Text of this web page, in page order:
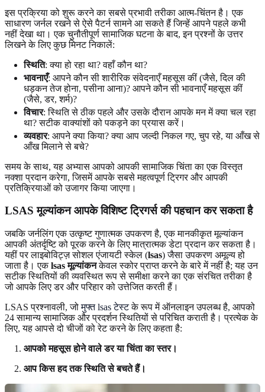
इस प्रक्रिया को शुरू करने का सबसे प्रभावी तरीका आत्म-चिंतन है। एक
साधारण जर्नल रखने से ऐसे पैटर्न सामने आ सकते हैं जिन्हें आपने पहले कभी
नहीं देखा था। एक चुनौतीपूर्ण सामाजिक घटना के बाद, इन प्रश्नों के उत्तर
लिखने के लिए कुछ मिनट निकालें:
स्थिति: क्या हो रहा था? वहाँ कौन था?
भावनाएँ: आपने कौन सी शारीरिक संवेदनाएँ महसूस कीं (जैसे, दिल की
धड़कन तेज होना, पसीना आना)? आपने कौन सी भावनाएँ महसूस कीं
(जैसे, डर, शर्म)?
विचार: स्थिति से ठीक पहले और उसके दौरान आपके मन में क्या चल रहा
था? सटीक वाक्यांशों को पकड़ने का प्रयास करें।
व्यवहार: आपने क्या किया? क्या आप जल्दी निकल गए, चुप रहे, या आँख से
आँख मिलाने से बचे?
समय के साथ, यह अभ्यास आपको आपकी सामाजिक चिंता का एक विस्तृत
नक्शा प्रदान करेगा, जिसमें आपके सबसे महत्वपूर्ण ट्रिगर और आपकी
प्रतिक्रियाओं को उजागर किया जाएगा।
LSAS मूल्यांकन आपके विशिष्ट ट्रिगर्स की पहचान कर सकता है
जबकि जर्नलिंग एक उत्कृष्ट गुणात्मक उपकरण है, एक मानकीकृत मूल्यांकन
आपकी अंतर्दृष्टि को पूरक करने के लिए मात्रात्मक डेटा प्रदान कर सकता है।
यहीं पर लाइबोविट्ज़ सोशल एंजायटी स्केल (lsas) जैसा उपकरण अमूल्य हो
जाता है। एकlsas मूल्यांकनकेवल स्कोर प्राप्त करने के बारे में नहीं है; यह उन
सटीक स्थितियों की व्यवस्थित रूप से समीक्षा करने का एक संरचित तरीका है
जो आपके लिए डर और परिहार को उत्तेजित करती हैं।
LSAS प्रश्नावली, जोमुफ्त lsas टेस्टके रूप में ऑनलाइन उपलब्ध है, आपको
24 सामान्य सामाजिक और प्रदर्शन स्थितियों से परिचित कराती है। प्रत्येक के
लिए, यह आपसे दो चीजों को रेट करने के लिए कहता है:
आपको महसूस होने वाले डर या चिंता का स्तर।
आप किस हद तक स्थिति से बचते हैं।